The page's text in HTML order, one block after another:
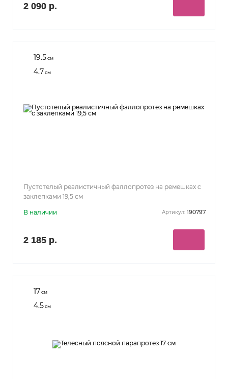
2 090 р.
19.5см
4.7см
Пустотелый реалистичный фаллопротез на ремешках с
заклепками 19,5 см
В наличии Артикул: 190797
2 185 р.
17см
4.5см